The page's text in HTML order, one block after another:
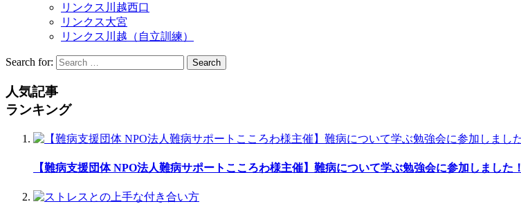
リンクス川越西口
リンクス大宮
リンクス川越（自立訓練）
Search for: Search
人気記事
ランキング
【難病支援団体 NPO法人難病サポートこころわ様主催】難病について学ぶ勉強会に参加しました！